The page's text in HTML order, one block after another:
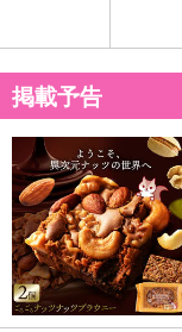
掲載予告